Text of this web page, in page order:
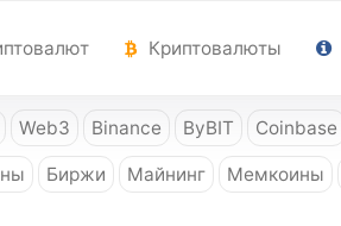
Криптовалюты
Web3 Binance ByBIT Coinbase
Биржи Майнинг Мемкоины